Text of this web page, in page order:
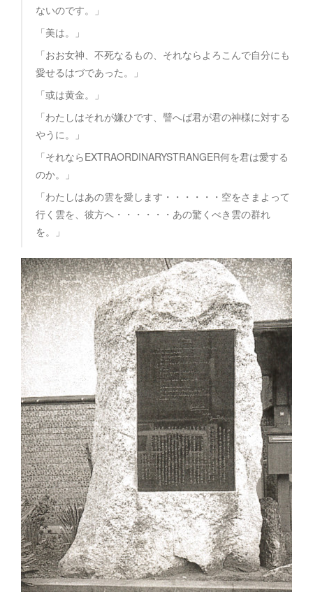
ないのです。」
「美は。」
「おお女神、不死なるもの、それならよろこんで自分にも
愛せるはづであった。」
「或は黄金。」
「わたしはそれが嫌ひです、譬へば君が君の神様に対する
やうに。」
「それならEXTRAORDINARYSTRANGER何を君は愛する
のか。」
「わたしはあの雲を愛します・・・・・・空をさまよって
行く雲を、彼方へ・・・・・・あの驚くべき雲の群れ
を。」